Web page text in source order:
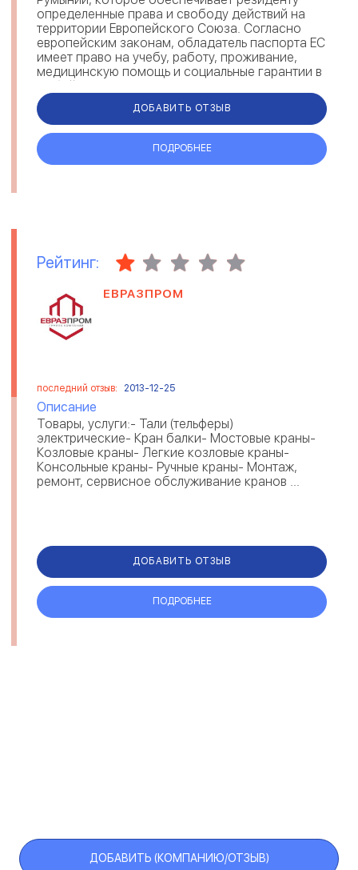
определенные права и свободу действий на
территории Европейского Союза. Согласно
европейским законам, обладатель паспорта ЕС
имеет право на учебу, работу, проживание,
медицинскую помощь и социальные гарантии в
любой стране Евросоюза. Получив румынск...
ДОБАВИТЬ ОТЗЫВ
ПОДРОБНЕЕ
Рейтинг:
ЕВРАЗПРОМ
последний отзыв: 2013-12-25
Описание
Товары, услуги:- Тали (тельферы)
электрические- Кран балки- Мостовые краны-
Козловые краны- Легкие козловые краны-
Консольные краны- Ручные краны- Монтаж,
ремонт, сервисное обслуживание кранов ...
ДОБАВИТЬ ОТЗЫВ
ПОДРОБНЕЕ
ДОБАВИТЬ (КОМПАНИЮ/ОТЗЫВ)